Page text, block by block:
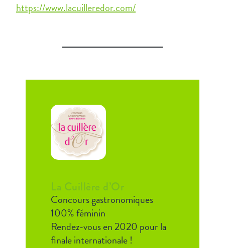
https://www.lacuilleredor.com/
La Cuillère d’Or
Concours gastronomiques
100% féminin
Rendez-vous en 2020 pour la
finale internationale !